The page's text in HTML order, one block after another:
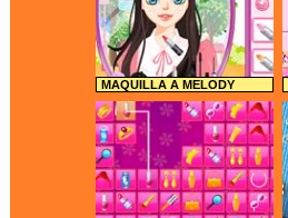
MAQUILLA A MELODY